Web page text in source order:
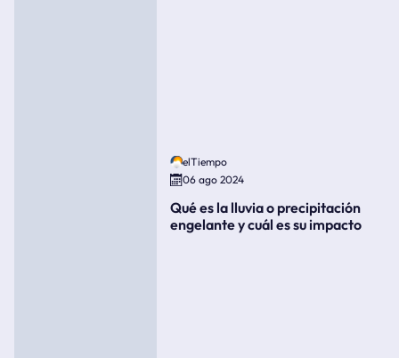
elTiempo
06 ago 2024
Qué es la lluvia o precipitación
engelante y cuál es su impacto